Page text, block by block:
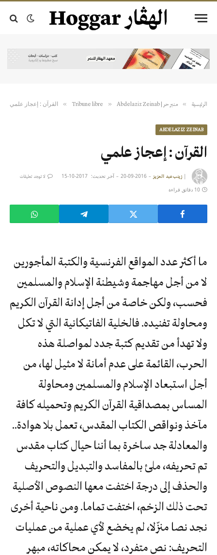
الرئيسية » منبر حر | Tribune libre » Abdelaziz Zeinab
» القرآن : إعجاز علمي
ABDELAZIZ ZEINAB
القرآن : إعجاز علمي
| زينب عبد العزيز 2016-09-20 آخر تحديث: 2017-10-15 لا توجد تعليقات
10 دقائق قراءة
ما أكثر عدد المواقع الفرنسية والكتبة المأجورين
لا من أجل مهاجمة وشيطنة الإسلام والمسلمين
فحسب، ولكن خاصة من أجل إدانة القرآن الكريم
ومحاولة تفنيده. فالخلية الفاتيكانية التي لا تكل
ولا تهدأ من تقديم كتبة جدد لمواصلة هذه
الحرب، القائمة على عدم أمانة لا مثيل لها، من
أجل استبعاد الإسلام والمسلمين ومحاولة
المساس بمصداقية القرآن الكريم وتحميله كافة
مآخذ ونواقص الكتاب المقدس، تعمل بلا هوادة..
والمعادلة جد ساخرة بما أننا حيال كتاب مقدس
تم تحريفه، ملئ بالمفاسد والتبديل والتحريف
والحذف إلى درجة اختفت معها النصوص الأصلية
تحت ذلك الزخم، اختفت تماما. ومن ناحية أخرى
نجد نصا منزّلا، لم يخضع لأي عملية من عمليات
التحريف: نص متفرد، لا يمكن محاكاته، مبهر